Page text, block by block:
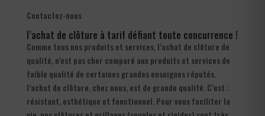
Contactez-nous
l’achat de clôture à tarif défiant toute concurrence !
Comme tous nos produits et services, l’achat de clôture de
qualité, n’est pas cher comparé aux produits et services de
faible qualité de certaines grandes enseignes réputés.
l’achat de clôture, chez nous, est de grande qualité. C’est :
résistant, esthétique et fonctionnel. Pour vous faciliter la